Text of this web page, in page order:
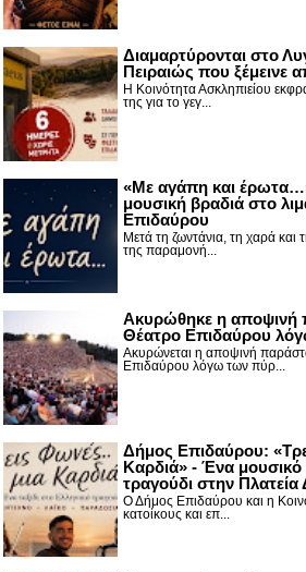
Διαμαρτύρονται στο
Πειραιώς που ξέμεινε
Η Κοινότητα Ασκληπιείου
της για το γεγ...
«Με αγάπη και
μουσική βραδιά στο
Επιδαύρου
Μετά τη ζωντάνια, τη χαρά
της παραμονή...
Ακυρώθηκε η αποψινή
Θέατρο Επιδαύρου
Ακυρώνεται η αποψινή
Επιδαύρου λόγω των πύρ...
Δήμος Επιδαύρου:
Καρδιά» - Ένα μουσικό
τραγούδι στην Πλατεία
Ο Δήμος Επιδαύρου και η
κατοίκους και επ...